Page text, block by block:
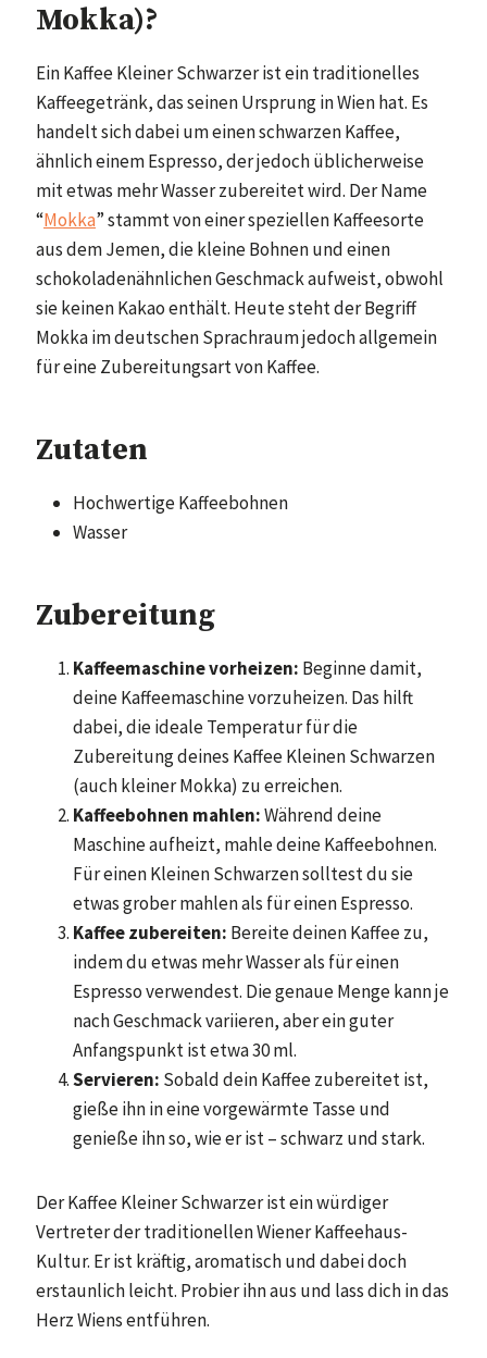
Mokka)?
Ein Kaffee Kleiner Schwarzer ist ein traditionelles
Kaffeegetränk, das seinen Ursprung in Wien hat. Es
handelt sich dabei um einen schwarzen Kaffee,
ähnlich einem Espresso, der jedoch üblicherweise
mit etwas mehr Wasser zubereitet wird. Der Name
“Mokka” stammt von einer speziellen Kaffeesorte
aus dem Jemen, die kleine Bohnen und einen
schokoladenähnlichen Geschmack aufweist, obwohl
sie keinen Kakao enthält. Heute steht der Begriff
Mokka im deutschen Sprachraum jedoch allgemein
für eine Zubereitungsart von Kaffee.
Zutaten
Hochwertige Kaffeebohnen
Wasser
Zubereitung
Kaffeemaschine vorheizen: Beginne damit,
deine Kaffeemaschine vorzuheizen. Das hilft
dabei, die ideale Temperatur für die
Zubereitung deines Kaffee Kleinen Schwarzen
(auch kleiner Mokka) zu erreichen.
Kaffeebohnen mahlen:Während deine
Maschine aufheizt, mahle deine Kaffeebohnen.
Für einen Kleinen Schwarzen solltest du sie
etwas grober mahlen als für einen Espresso.
Kaffee zubereiten: Bereite deinen Kaffee zu,
indem du etwas mehr Wasser als für einen
Espresso verwendest. Die genaue Menge kann je
nach Geschmack variieren, aber ein guter
Anfangspunkt ist etwa 30 ml.
Servieren: Sobald dein Kaffee zubereitet ist,
gieße ihn in eine vorgewärmte Tasse und
genieße ihn so, wie er ist – schwarz und stark.
Der Kaffee Kleiner Schwarzer ist ein würdiger
Vertreter der traditionellen Wiener Kaffeehaus-
Kultur. Er ist kräftig, aromatisch und dabei doch
erstaunlich leicht. Probier ihn aus und lass dich in das
Herz Wiens entführen.